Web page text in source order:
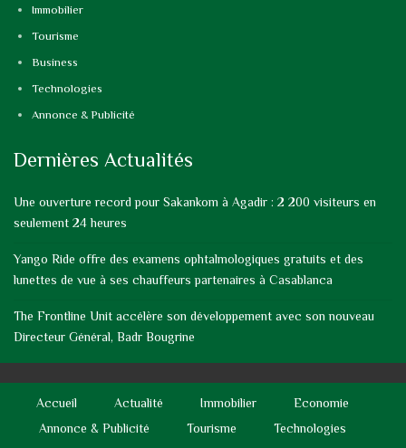
Immobilier
Tourisme
Business
Technologies
Annonce & Publicité
Dernières Actualités
Une ouverture record pour Sakankom à Agadir : 2 200 visiteurs en
seulement 24 heures
Yango Ride offre des examens ophtalmologiques gratuits et des
lunettes de vue à ses chauffeurs partenaires à Casablanca
The Frontline Unit accélère son développement avec son nouveau
Directeur Général, Badr Bougrine
Accueil Actualité Immobilier
Economie
Annonce & Publicité
Tourisme
Technologies